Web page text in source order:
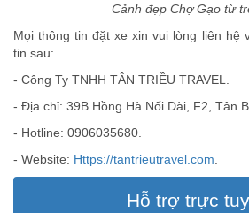
Cảnh đẹp Chợ Gạo từ
Mọi thông tin đặt xe xin vui lòng liên hệ
tin sau:
- Công Ty TNHH TÂN TRIỀU TRAVEL.
- Địa chỉ: 39B Hồng Hà Nối Dài, F2, Tân
- Hotline: 0906035680.
- Website: Https://tantrieutravel.com
Hỗ trợ trực